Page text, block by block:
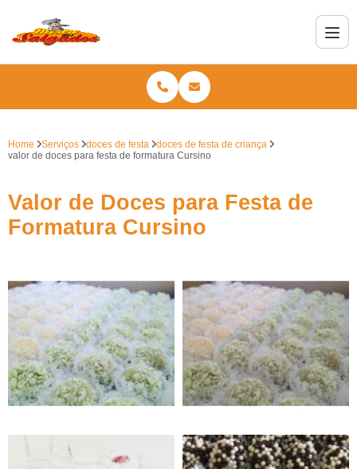
Home Serviços doces de festa
doces de festa de criança
valor de doces para festa de formatura Cursino
Valor de Doces para Festa de
Formatura Cursino